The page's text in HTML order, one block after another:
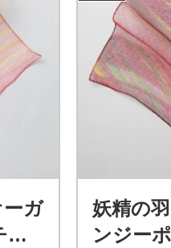
ガ
ー
妖精の
ンジー